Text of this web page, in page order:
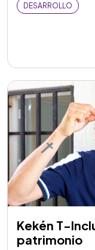
DESARROLLO
Kekén T-
patrimonio